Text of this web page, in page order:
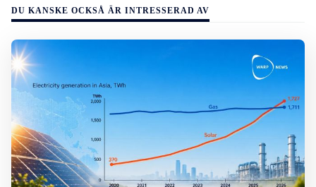
DU KANSKE OCKSÅ ÄR INTRESSERAD AV